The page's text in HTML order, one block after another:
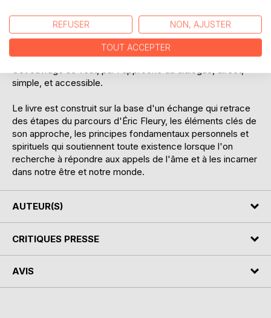
ouvrage transmettre les pratiques qu'Éric Fleury partage
avec les personnes qu'il accompagne afin de toucher un
public plus large sur la profondeur et la valeur de ces
enseignements qui sont réellement transformateurs de vie.
Cet ouvrage se veut, par l'approche du dialogue, direct,
simple, et accessible.
Le livre est construit sur la base d'un échange qui retrace
des étapes du parcours d'Éric Fleury, les éléments clés de
son approche, les principes fondamentaux personnels et
spirituels qui soutiennent toute existence lorsque l'on
recherche à répondre aux appels de l'âme et à les incarner
dans notre être et notre monde.
AUTEUR(S)
CRITIQUES PRESSE
AVIS
REFUSER NON, AJUSTER
TOUT ACCEPTER